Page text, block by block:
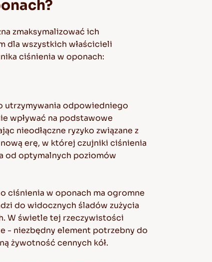
zmaksymalizować ich
dla wszystkich właścicieli
ciśnienia w oponach:
utrzymywania odpowiedniego
wpływać na podstawowe
nieodłączne ryzyko związane z
erę, w której czujniki ciśnienia
od optymalnych poziomów
ciśnienia w oponach ma ogromne
do widocznych śladów zużycia
W świetle tej rzeczywistości
- niezbędny element potrzebny do
żywotność cennych kół.